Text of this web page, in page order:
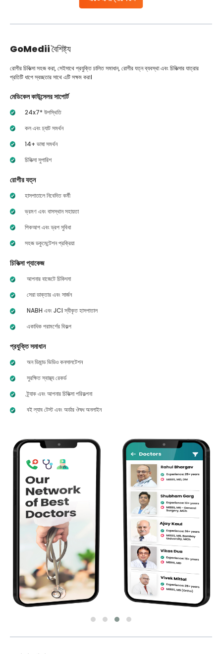
GoMediiবৈশিষ্ট্য
রোগীর চিকিত্সা সহজ করা, সেইসাথে প্রযুক্তি চালিত সমাধান, রোগীর যত্ন ব্যবস্থা এবং চিকিত্সার যাত্রার
প্রতিটি ধাপে স্বচ্ছতার সাথে এটি সক্ষম করা।
মেডিকেল কাউন্সেলর সাপোর্ট
24x7* উপস্থিতি
কল এবং চ্যাট সমর্থন
14+ ভাষা সমর্থন
চিকিত্সা সুপারিশ
রোগীর যত্ন
হাসপাতালে নিবেদিত কর্মী
ভ্রমণ এবং বাসস্থান সহায়তা
পিকআপ এবং ড্রপ সুবিধা
সহজ ডকুমেন্টেশন প্রক্রিয়া
চিকিত্সা প্যাকেজ
আপনার বাজেটে চিকিৎসা
সেরা ডাক্তার এবং সার্জন
NABH এবং JCI স্বীকৃত হাসপাতাল
একাধিক পরামর্শের বিকল্প
প্রযুক্তি সমাধান
অন ডিমান্ড ভিডিও কনসালটেশন
সুরক্ষিত স্বাস্থ্য রেকর্ড
ট্র্যাক এবং আপনার চিকিত্সা পরিকল্পনা
বই ল্যাব টেস্ট এবং অর্ডার ঔষধ অনলাইন